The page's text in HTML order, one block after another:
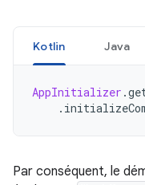
Kotlin Java
AppInitializer .
.
Par conséquent, le